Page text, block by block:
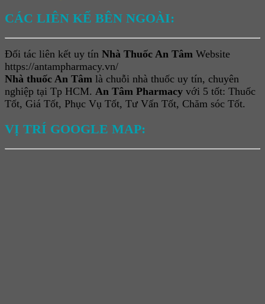
CÁC LIÊN KẾ BÊN NGOÀI:
Đối tác liên kết uy tín Nhà Thuốc An Tâm Website
https://antampharmacy.vn/
Nhà thuốc An Tâm là chuỗi nhà thuốc uy tín, chuyên
nghiệp tại Tp HCM. An Tâm Pharmacy với 5 tốt: Thuốc
Tốt, Giá Tốt, Phục Vụ Tốt, Tư Vấn Tốt, Chăm sóc Tốt.
VỊ TRÍ GOOGLE MAP: